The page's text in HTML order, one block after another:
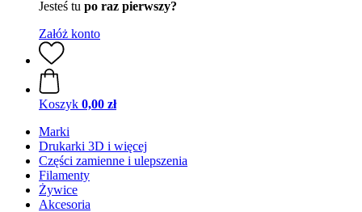
Jesteś tu po raz pierwszy?
Załóż konto
Koszyk 0,00 zł
Marki
Drukarki 3D i więcej
Części zamienne i ulepszenia
Filamenty
Żywice
Akcesoria